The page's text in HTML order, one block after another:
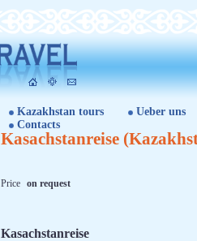
Kazakhstan tours
Ueber uns
Contacts
Kasachstanreise
Price on request
Kasachstanreise